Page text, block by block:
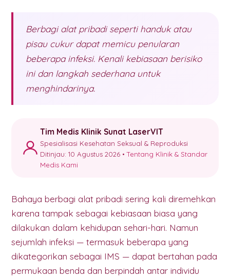
Berbagi alat pribadi seperti handuk atau
pisau cukur dapat memicu penularan
beberapa infeksi. Kenali kebiasaan berisiko
ini dan langkah sederhana untuk
menghindarinya.
Tim Medis Klinik Sunat LaserVIT
Spesialisasi Kesehatan Seksual & Reproduksi
Ditinjau: 10 Agustus 2026 •Tentang Klinik & Standar
Medis Kami
Bahaya berbagi alat pribadi sering kali diremehkan
karena tampak sebagai kebiasaan biasa yang
dilakukan dalam kehidupan sehari-hari. Namun
sejumlah infeksi — termasuk beberapa yang
dikategorikan sebagai IMS — dapat bertahan pada
permukaan benda dan berpindah antar individu